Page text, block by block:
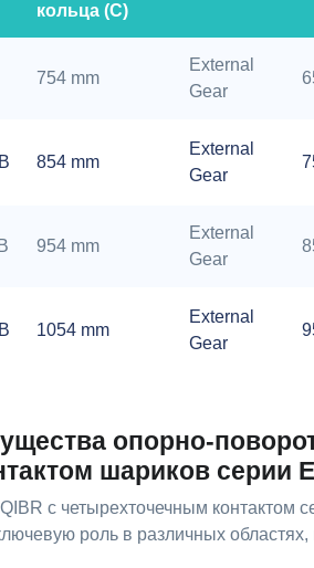
кольца (C)
754 mm
External
Gear
854 mm
External
Gear
954 mm
External
Gear
1054 mm
External
Gear
опорно-
шариков серии
с четырехточечным контактом
роль в различных